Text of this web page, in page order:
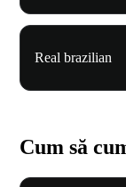
Real brazilian
Cum să